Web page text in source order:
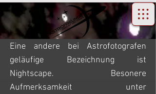
Eine andere bei Astrofotografen
geläufige Bezeichnung ist
Nightscape. Besonere
Aufmerksamkeit unter